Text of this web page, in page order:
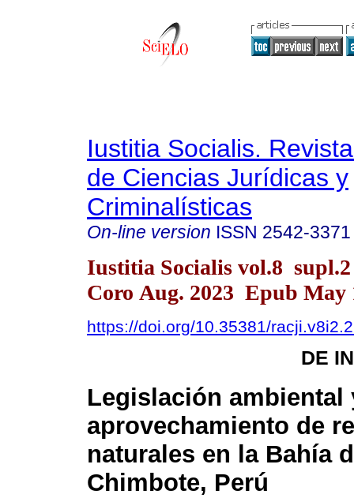
Iustitia Socialis.
de Ciencias Jurídicas y
Criminalísticas
On-line version ISSN 2542-3371
Iustitia Socialis vol.8 supl.2
Coro Aug. 2023 Epub May
https://doi.org/10.35381/
DE
Legislación ambiental
aprovechamiento de
naturales en la Bahía
Chimbote, Perú